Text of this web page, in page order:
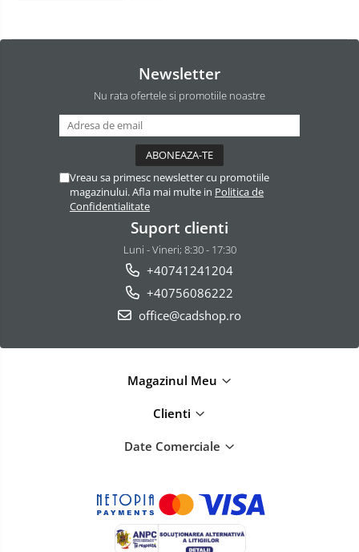
Newsletter
Nu rata ofertele si promotiile noastre
Vreau sa primesc newsletter cu promotiile
magazinului. Afla mai multe in Politica de
Confidentialitate
Suport clienti
Luni - Vineri; 8:30 - 17:30
+40741241204
+40756086222
office@cadshop.ro
Magazinul Meu
Clienti
Date Comerciale